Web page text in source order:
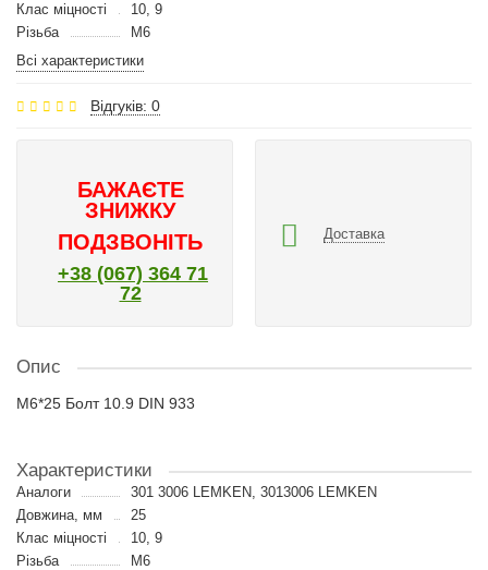
Клас міцності
10, 9
Різьба
M6
Всі характеристики
Відгуків: 0
БАЖАЄТЕ
ЗНИЖКУ
ПОДЗВОНІТЬ
+38 (067) 364 71
72
Доставка
Опис
M6*25 Болт 10.9 DIN 933
Характеристики
Аналоги
301 3006 LEMKEN, 3013006 LEMKEN
Довжина, мм
25
Клас міцності
10, 9
Різьба
M6